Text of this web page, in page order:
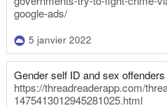
google-ads/
5 janvier 2022
Gender self ID and sex
https://threadreaderapp.com/
1475413012945281025.html